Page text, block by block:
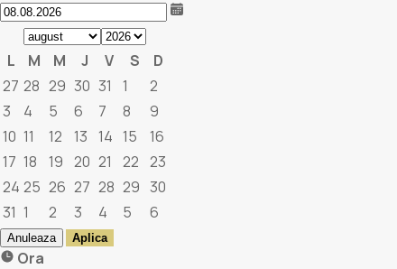
L M M J V S
D
27 28 29 30 31 1
2
3
4 5 6 7 8
9
10 11 12 13 14 15
16
17 18 19 20 21 22 23
24 25 26 27 28 29 30
31 1 2 3 4 5 6
Anuleaza Aplica
Ora